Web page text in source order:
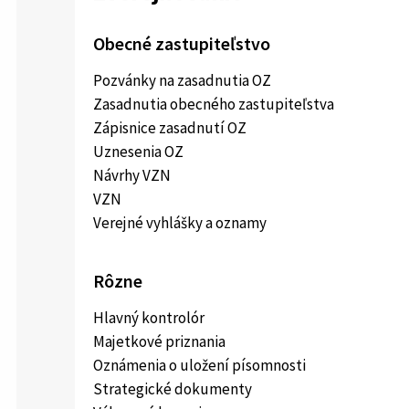
Obecné zastupiteľstvo
Pozvánky na zasadnutia OZ
Zasadnutia obecného zastupiteľstva
Zápisnice zasadnutí OZ
Uznesenia OZ
Návrhy VZN
VZN
Verejné vyhlášky a oznamy
Rôzne
Hlavný kontrolór
Majetkové priznania
Oznámenia o uložení písomnosti
Strategické dokumenty